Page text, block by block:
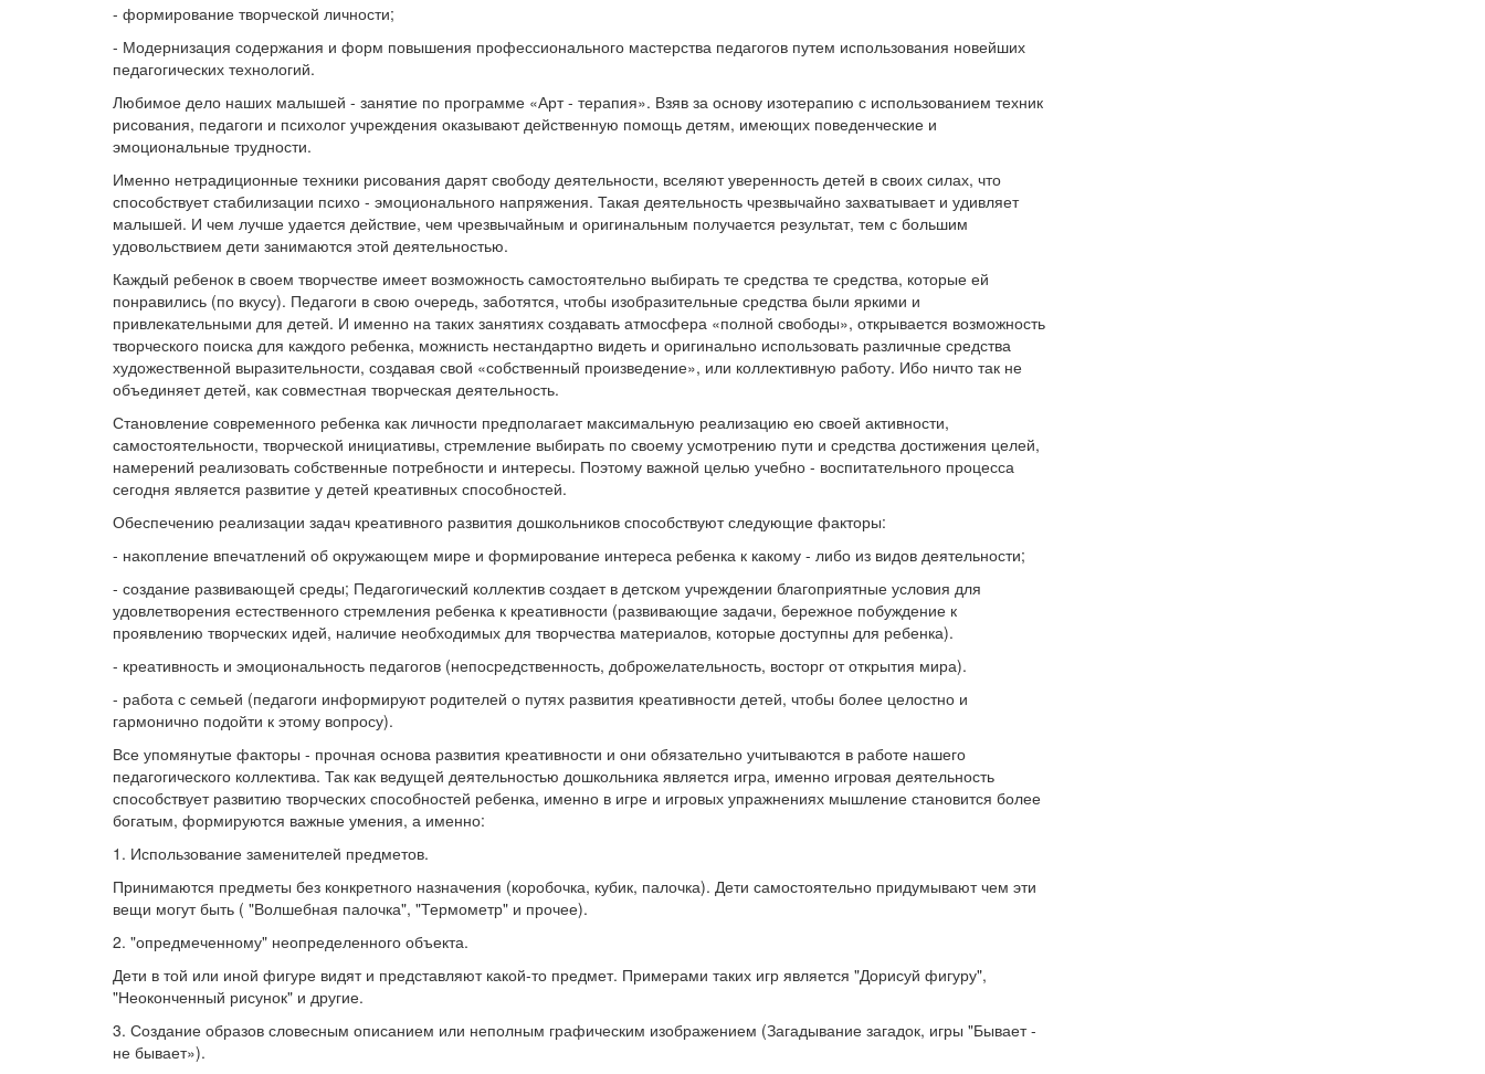
- формирование творческой личности;
- Модернизация содержания и форм повышения профессионального мастерства педагогов путем использования новейших
педагогических технологий.
Любимое дело наших малышей - занятие по программе «Арт - терапия». Взяв за основу изотерапию с использованием техник
рисования, педагоги и психолог учреждения оказывают действенную помощь детям, имеющих поведенческие и
эмоциональные трудности.
Именно нетрадиционные техники рисования дарят свободу деятельности, вселяют уверенность детей в своих силах, что
способствует стабилизации психо - эмоционального напряжения. Такая деятельность чрезвычайно захватывает и удивляет
малышей. И чем лучше удается действие, чем чрезвычайным и оригинальным получается результат, тем с большим
удовольствием дети занимаются этой деятельностью.
Каждый ребенок в своем творчестве имеет возможность самостоятельно выбирать те средства те средства, которые ей
понравились (по вкусу). Педагоги в свою очередь, заботятся, чтобы изобразительные средства были яркими и
привлекательными для детей. И именно на таких занятиях создавать атмосфера «полной свободы», открывается возможность
творческого поиска для каждого ребенка, можнисть нестандартно видеть и оригинально использовать различные средства
художественной выразительности, создавая свой «собственный произведение», или коллективную работу. Ибо ничто так не
объединяет детей, как совместная творческая деятельность.
Становление современного ребенка как личности предполагает максимальную реализацию ею своей активности,
самостоятельности, творческой инициативы, стремление выбирать по своему усмотрению пути и средства достижения целей,
намерений реализовать собственные потребности и интересы. Поэтому важной целью учебно - воспитательного процесса
сегодня является развитие у детей креативных способностей.
Обеспечению реализации задач креативного развития дошкольников способствуют следующие факторы:
- накопление впечатлений об окружающем мире и формирование интереса ребенка к какому - либо из видов деятельности;
- создание развивающей среды; Педагогический коллектив создает в детском учреждении благоприятные условия для
удовлетворения естественного стремления ребенка к креативности (развивающие задачи, бережное побуждение к
проявлению творческих идей, наличие необходимых для творчества материалов, которые доступны для ребенка).
- креативность и эмоциональность педагогов (непосредственность, доброжелательность, восторг от открытия мира).
- работа с семьей (педагоги информируют родителей о путях развития креативности детей, чтобы более целостно и
гармонично подойти к этому вопросу).
Все упомянутые факторы - прочная основа развития креативности и они обязательно учитываются в работе нашего
педагогического коллектива. Так как ведущей деятельностью дошкольника является игра, именно игровая деятельность
способствует развитию творческих способностей ребенка, именно в игре и игровых упражнениях мышление становится более
богатым, формируются важные умения, а именно:
1. Использование заменителей предметов.
Принимаются предметы без конкретного назначения (коробочка, кубик, палочка). Дети самостоятельно придумывают чем эти
вещи могут быть ( "Волшебная палочка", "Термометр" и прочее).
2. "опредмеченному" неопределенного объекта.
Дети в той или иной фигуре видят и представляют какой-то предмет. Примерами таких игр является "Дорисуй фигуру",
"Неоконченный рисунок" и другие.
3. Создание образов словесным описанием или неполным графическим изображением (Загадывание загадок, игры "Бывает -
не бывает»).